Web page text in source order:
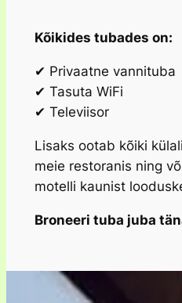
Kõikides tubades on:
✔ Privaatne vannituba
✔ Tasuta WiFi
✔ Televiisor
Lisaks ootab kõiki
meie restoranis ning
motelli kaunist
Broneeri tuba juba